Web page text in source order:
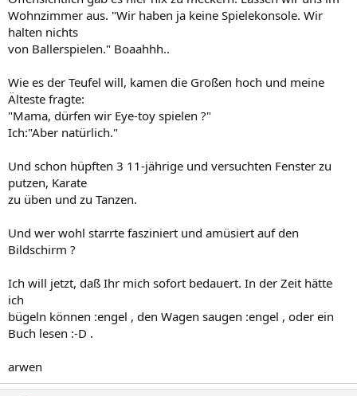
Wohnzimmer aus. "Wir haben ja keine Spielekonsole. Wir
halten nichts
von Ballerspielen." Boaahhh..
Wie es der Teufel will, kamen die Großen hoch und meine
Älteste fragte:
"Mama, dürfen wir Eye-toy spielen ?"
Ich:"Aber natürlich."
Und schon hüpften 3 11-jährige und versuchten Fenster zu
putzen, Karate
zu üben und zu Tanzen.
Und wer wohl starrte fasziniert und amüsiert auf den
Bildschirm ?
Ich will jetzt, daß Ihr mich sofort bedauert. In der Zeit hätte
ich
bügeln können :engel , den Wagen saugen :engel , oder ein
Buch lesen :-D .
arwen